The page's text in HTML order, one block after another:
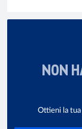
NON
Ottieni la